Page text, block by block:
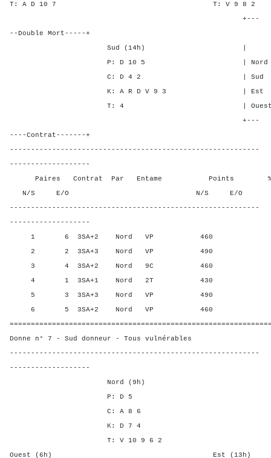
T: A D 10 7 T: V 9
+---
--Double Mort-----+
Sud (14h) | SA P
P: D 10 5 | Nord 2 -
C: D 4 2 | Sud 2 -
K: A R D V 9 3 | Est -
T: 4 | Ouest - 2
+---
----Contrat-------+
-----------------------------------------------------------
-------------------
Paires Contrat Par Entame Points %
N/S E/O N/S E/O N/
-----------------------------------------------------------
-------------------
1 6 3SA+2 Nord VP 460
2 2 3SA+3 Nord VP 490
3 4 3SA+2 Nord 9C 460
4 1 3SA+1 Nord 2T 430
5 3 3SA+3 Nord VP 490
6 5 3SA+2 Nord VP 460
Donne n° 7 - Sud donneur - Tous vulnérables
-----------------------------------------------------------
-------------------
Nord (9h)
P: D 5
C: A 8 6
K: D 7 4
T: V 10 9 6 2
Ouest (6h) Est (13h)